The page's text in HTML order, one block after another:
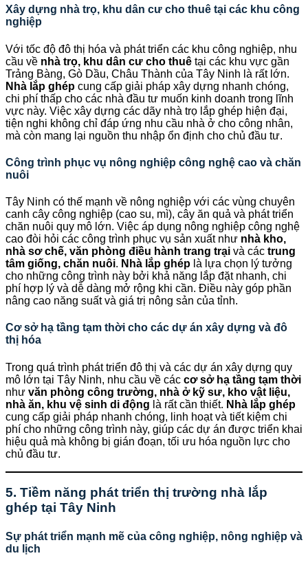
Xây dựng nhà trọ, khu dân cư cho thuê tại các khu công
nghiệp
Với tốc độ đô thị hóa và phát triển các khu công nghiệp, nhu
cầu về nhà trọ, khu dân cư cho thuê tại các khu vực gần
Trảng Bàng, Gò Dầu, Châu Thành của Tây Ninh là rất lớn.
Nhà lắp ghép cung cấp giải pháp xây dựng nhanh chóng,
chi phí thấp cho các nhà đầu tư muốn kinh doanh trong lĩnh
vực này. Việc xây dựng các dãy nhà trọ lắp ghép hiện đại,
tiện nghi không chỉ đáp ứng nhu cầu nhà ở cho công nhân,
mà còn mang lại nguồn thu nhập ổn định cho chủ đầu tư.
Công trình phục vụ nông nghiệp công nghệ cao và chăn
nuôi
Tây Ninh có thế mạnh về nông nghiệp với các vùng chuyên
canh cây công nghiệp (cao su, mì), cây ăn quả và phát triển
chăn nuôi quy mô lớn. Việc áp dụng nông nghiệp công nghệ
cao đòi hỏi các công trình phục vụ sản xuất như nhà kho,
nhà sơ chế, văn phòng điều hành trang trại và các trung
tâm giống, chăn nuôi. Nhà lắp ghép là lựa chọn lý tưởng
cho những công trình này bởi khả năng lắp đặt nhanh, chi
phí hợp lý và dễ dàng mở rộng khi cần. Điều này góp phần
nâng cao năng suất và giá trị nông sản của tỉnh.
Cơ sở hạ tầng tạm thời cho các dự án xây dựng và đô
thị hóa
Trong quá trình phát triển đô thị và các dự án xây dựng quy
mô lớn tại Tây Ninh, nhu cầu về các cơ sở hạ tầng tạm thời
như văn phòng công trường, nhà ở kỹ sư, kho vật liệu,
nhà ăn, khu vệ sinh di động là rất cần thiết. Nhà lắp ghép
cung cấp giải pháp nhanh chóng, linh hoạt và tiết kiệm chi
phí cho những công trình này, giúp các dự án được triển khai
hiệu quả mà không bị gián đoạn, tối ưu hóa nguồn lực cho
chủ đầu tư.
5. Tiềm năng phát triển thị trường nhà lắp
ghép tại Tây Ninh
Sự phát triển mạnh mẽ của công nghiệp, nông nghiệp và
du lịch